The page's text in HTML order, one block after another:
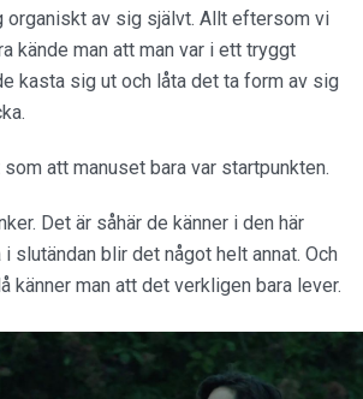
organiskt av sig självt. Allt eftersom vi
kände man att man var i ett tryggt
kasta sig ut och låta det ta form av sig
att manuset bara var startpunkten.
Det är såhär de känner i den här
slutändan blir det något helt annat. Och
känner man att det verkligen bara lever.